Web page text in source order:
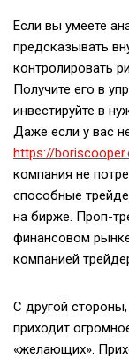
Если вы умеете
предсказывать
контролировать
Получите его в
инвестируйте в
Даже если у вас
https://
компания не
способные
на бирже. Проп-
финансовом
компанией
С другой
приходит
«желающих».